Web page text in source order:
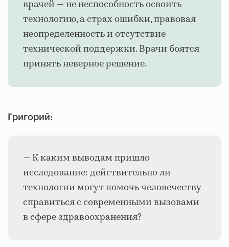
врачей — не неспособность освоить
технологию, а страх ошибки, правовая
неопределенность и отсутствие
технической поддержки. Врачи боятся
принять неверное решение.
Григорий:
— К каким выводам пришло
исследование: действительно ли
технологии могут помочь человечеству
справиться с современными вызовами
в сфере здравоохранения?